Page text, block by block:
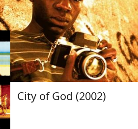
City of God (2002)